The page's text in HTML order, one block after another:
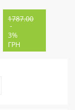
1787.00
-
3%
ГРН